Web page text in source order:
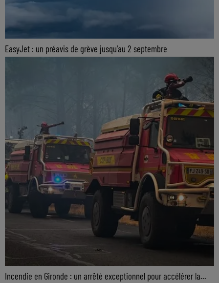
EasyJet : un préavis de grève jusqu'au 2 septembre
Incendie en Gironde : un arrêté exceptionnel pour accélérer la...